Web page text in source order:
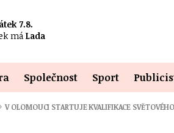
7.8.
má Lada
Společnost Sport
› V OLOMOUCI STARTUJE KVALIFIKACE